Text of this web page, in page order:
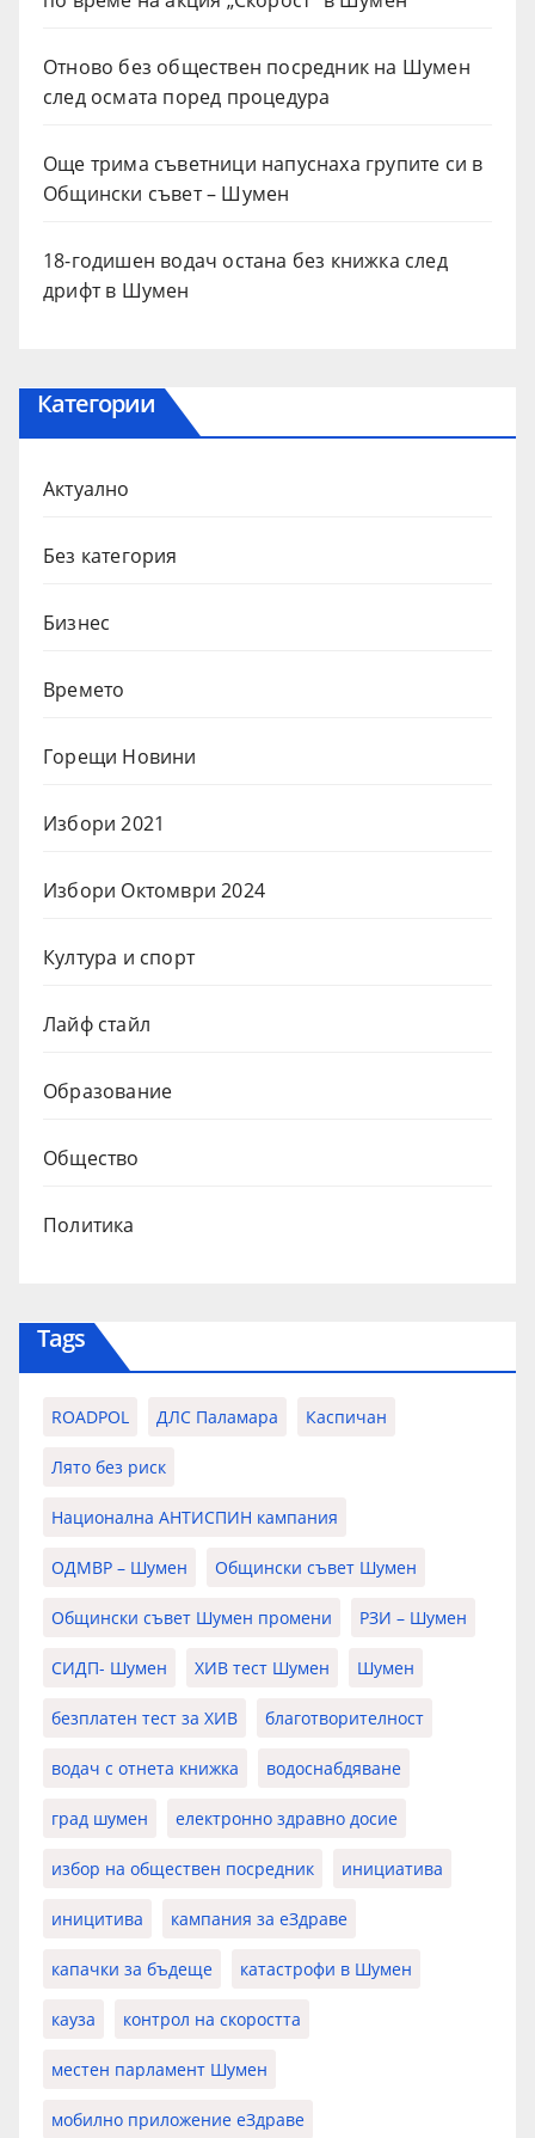
Отново без обществен посредник на Шумен
след осмата поред процедура
Още трима съветници напуснаха групите си в
Общински съвет – Шумен
18-годишен водач остана без книжка след
дрифт в Шумен
Категории
Актуално
Без категория
Бизнес
Времето
Горещи Новини
Избори 2021
Избори Октомври 2024
Култура и спорт
Лайф стайл
Образование
Общество
Политика
Tags
ROADPOL ДЛС Паламара Каспичан
Лято без риск
Национална АНТИСПИН кампания
ОДМВР – Шумен Общински съвет Шумен
Общински съвет Шумен промени РЗИ – Шумен
СИДП- Шумен ХИВ тест Шумен Шумен
безплатен тест за ХИВ благотворителност
водач с отнета книжка водоснабдяване
град шумен електронно здравно досие
избор на обществен посредник инициатива
иницитива кампания за еЗдраве
капачки за бъдеще катастрофи в Шумен
кауза контрол на скоростта
местен парламент Шумен
мобилно приложение еЗдраве